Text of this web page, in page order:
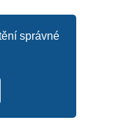
správné